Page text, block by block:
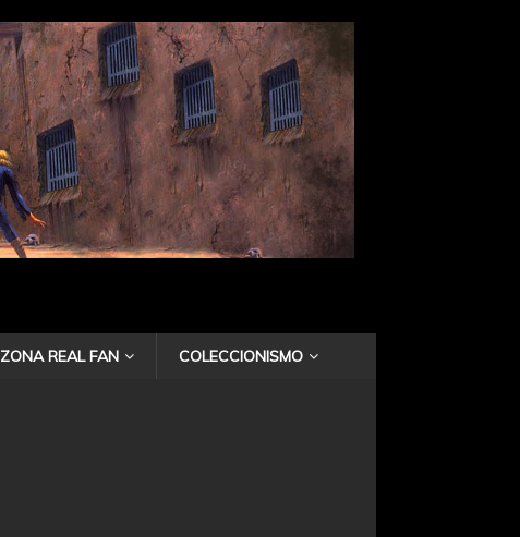
ZONA REAL FAN COLECCIONISMO